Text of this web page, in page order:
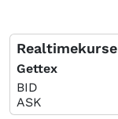
Realtimekurse
Gettex
BID
ASK